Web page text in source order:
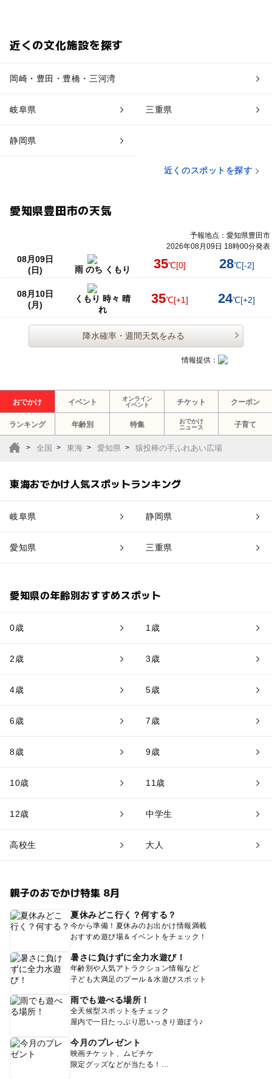
近くの文化施設を探す
岡崎・豊田・豊橋・三河湾
岐阜県 三重県
静岡県
近くのスポットを探す
愛知県豊田市の天気
予報地点：愛知県豊田市
2026年08月09日 18時00分発表
08月09日
(日)
雨 のち くもり 35℃[0] 28℃[-2]
08月10日
(月)
くもり 時々 晴
れ
35℃[+1] 24℃[+2]
降水確率・週間天気をみる
情報提供：
おでかけ イベント
オンライン
イベント
チケット クーポン
ランキング 年齢別 特集
おでかけ
ニュース
子育て
全国 東海 愛知県 猿投棒の手ふれあい広場
東海おでかけ人気スポットランキング
岐阜県 静岡県
愛知県 三重県
愛知県の年齢別おすすめスポット
0歳 1歳
2歳 3歳
4歳 5歳
6歳 7歳
8歳 9歳
10歳 11歳
12歳 中学生
高校生 大人
親子のおでかけ特集 8月
夏休みどこ行く？何する？
今から準備！夏休みのお出かけ情報満載
おすすめ遊び場＆イベントをチェック！
暑さに負けずに全力水遊び！
年齢別や人気アトラクション情報など
子ども大満足のプール＆水遊びスポット
雨でも遊べる場所！
全天候型スポットをチェック
屋内で一日たっぷり思いっきり遊ぼう♪
今月のプレゼント
映画チケット、ムビチケ
限定グッズなどが当たる！